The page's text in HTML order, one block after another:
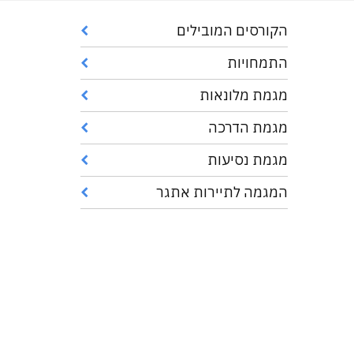
הקורסים המובילים
התמחויות
מגמת מלונאות
מגמת הדרכה
מגמת נסיעות
המגמה לתיירות אתגר